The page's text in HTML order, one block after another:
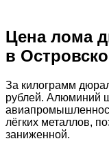
Цена лома
в
За килограмм
рублей. Алюминий
лёгких металлов,
заниженной.